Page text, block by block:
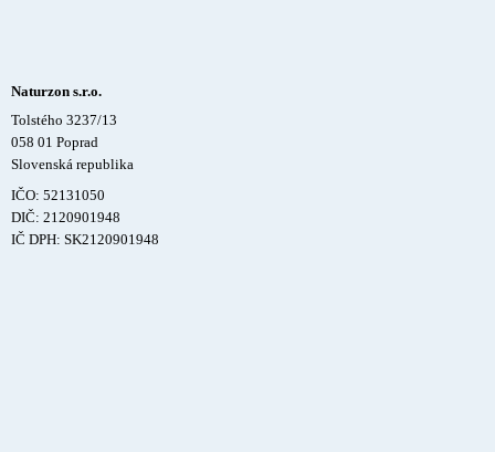
Naturzon s.r.o.
Tolstého 3237/13
058 01 Poprad
Slovenská republika
IČO: 52131050
DIČ: 2120901948
IČ DPH: SK2120901948